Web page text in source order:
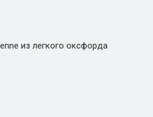
из легкого оксфорда